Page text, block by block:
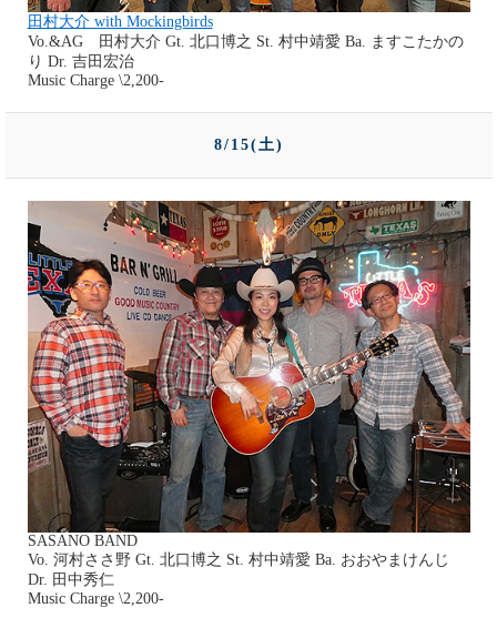
田村大介 with Mockingbirds
Vo.&AG 田村大介 Gt. 北口博之 St. 村中靖愛 Ba. ますこたかの
り Dr. 吉田宏治
Music Charge \2,200-
8/15(土)
SASANO BAND
Vo. 河村ささ野 Gt. 北口博之 St. 村中靖愛 Ba. おおやまけんじ
Dr. 田中秀仁
Music Charge \2,200-